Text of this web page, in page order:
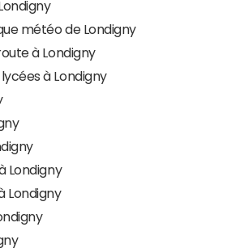
météo de Londigny
à Londigny
à Londigny
Londigny
Londigny